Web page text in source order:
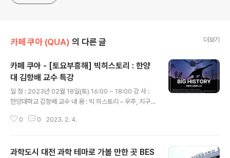
카페 쿠아 (QUA) 의 다른 글 더보기
카페 쿠아 - [토요부흥해] 빅히스토리 : 한양
대 김항배 교수 특강
일 정 : 2023년 02월 18일(토) 16:00 ~ 18:00 강 사 :
한양대학교 김항배 교수 내 용 : 빅 히스토리 – 우주, 지구,
신성로61번안길 53) 비 용 : 1인당 1만원 신 청 : https://f
는 2023년 빅히스토리 프로젝트를 시작합니다. 빅뱅과 다
0 0 2023. 2. 4.
과학도시 대전 과학 테마로 가볼 만한 곳 BES